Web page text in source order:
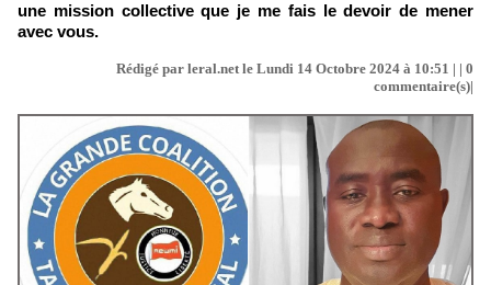
une mission collective que je me fais le devoir de mener
avec vous.
Rédigé par leral.net le Lundi 14 Octobre 2024 à 10:51 | | 0
commentaire(s)|